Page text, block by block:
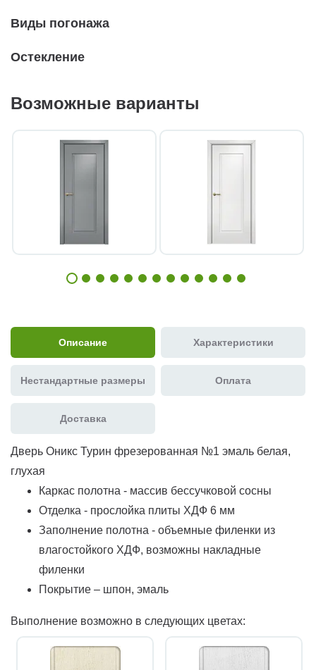
Виды погонажа
Остекление
Возможные варианты
Описание Характеристики
Нестандартные размеры Оплата
Доставка
Дверь Оникс Турин фрезерованная №1 эмаль белая,
глухая
Каркас полотна - массив бессучковой сосны
Отделка - прослойка плиты ХДФ 6 мм
Заполнение полотна - объемные филенки из
влагостойкого ХДФ, возможны накладные
филенки
Покрытие – шпон, эмаль
Выполнение возможно в следующих цветах: